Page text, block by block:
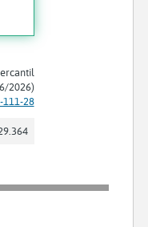
2026)
111-28